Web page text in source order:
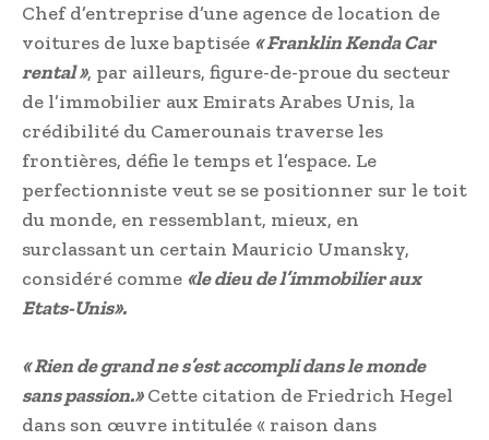
Chef d’entreprise d’une agence de location de
voitures de luxe baptisée « Franklin Kenda Car
rental », par ailleurs, figure-de-proue du secteur
de l’immobilier aux Emirats Arabes Unis, la
crédibilité du Camerounais traverse les
frontières, défie le temps et l’espace. Le
perfectionniste veut se se positionner sur le toit
du monde, en ressemblant, mieux, en
surclassant un certain Mauricio Umansky,
considéré comme «le dieu de l’immobilier aux
Etats-Unis».
« Rien de grand ne s’est accompli dans le monde
sans passion.»Cette citation de Friedrich Hegel
dans son œuvre intitulée « raison dans